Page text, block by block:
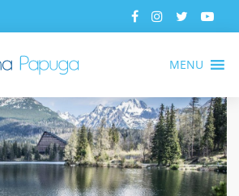
MENU